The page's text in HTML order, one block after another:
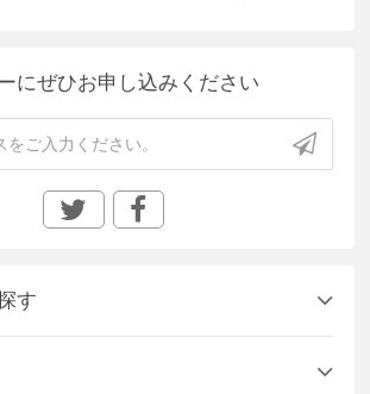
にぜひお申し込みください
す